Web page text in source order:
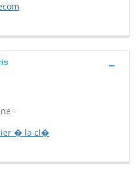
-
� la cl�